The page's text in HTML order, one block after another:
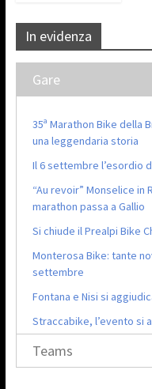
In evidenza
Gare
35ª Marathon Bike della
una leggendaria storia
Il 6 settembre l’esordio
“Au revoir” Monselice in
marathon passa a Gallio
Si chiude il Prealpi Bike
Monterosa Bike: tante
settembre
Fontana e Nisi si
Straccabike, l’evento si
Teams